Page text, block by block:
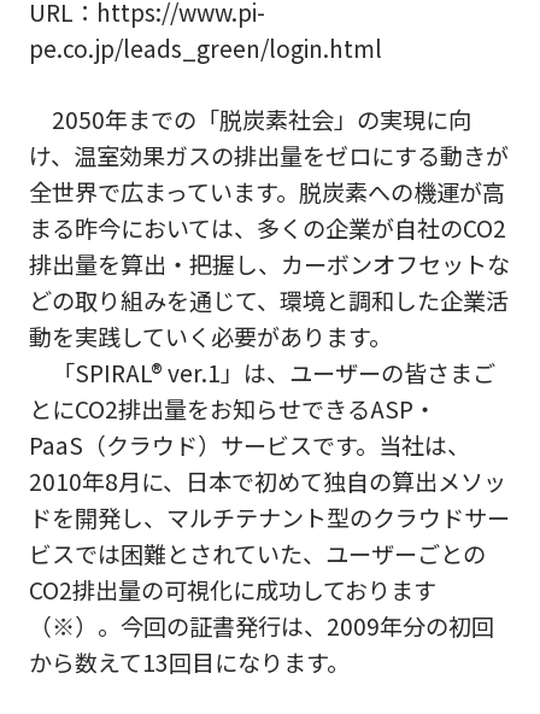
URL：https://www.pi-
pe.co.jp/leads_green/login.html
2050年までの「脱炭素社会」の実現に向
け、温室効果ガスの排出量をゼロにする動きが
全世界で広まっています。脱炭素への機運が高
まる昨今においては、多くの企業が自社のCO2
排出量を算出・把握し、カーボンオフセットな
どの取り組みを通じて、環境と調和した企業活
動を実践していく必要があります。
「SPIRAL® ver.1」は、ユーザーの皆さまご
とにCO2排出量をお知らせできるASP・
PaaS（クラウド）サービスです。当社は、
2010年8月に、日本で初めて独自の算出メソッ
ドを開発し、マルチテナント型のクラウドサー
ビスでは困難とされていた、ユーザーごとの
CO2排出量の可視化に成功しております
（※）。今回の証書発行は、2009年分の初回
から数えて13回目になります。